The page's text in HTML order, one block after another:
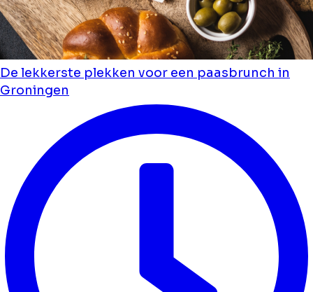
De lekkerste plekken voor een paasbrunch in
Groningen